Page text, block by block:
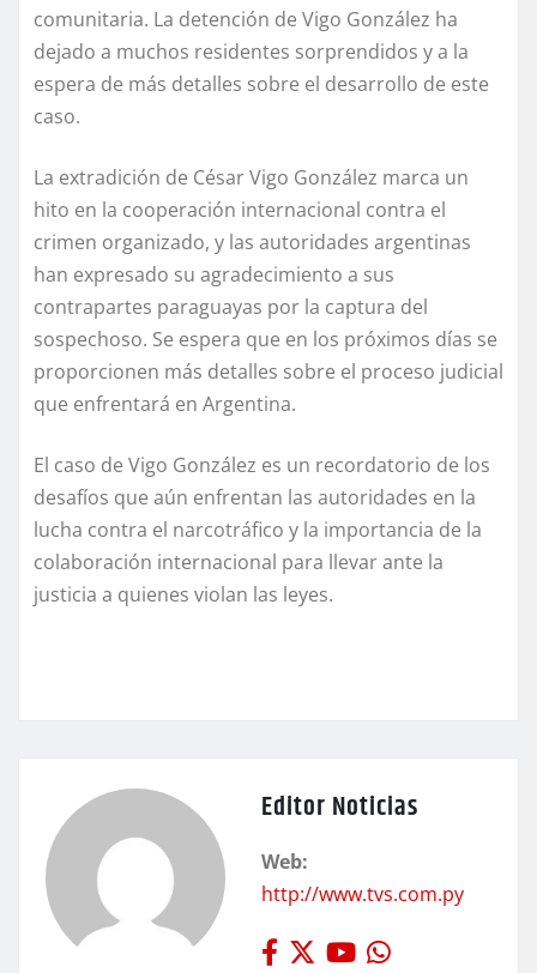
comunitaria. La detención de Vigo González ha
dejado a muchos residentes sorprendidos y a la
espera de más detalles sobre el desarrollo de este
caso.
La extradición de César Vigo González marca un
hito en la cooperación internacional contra el
crimen organizado, y las autoridades argentinas
han expresado su agradecimiento a sus
contrapartes paraguayas por la captura del
sospechoso. Se espera que en los próximos días se
proporcionen más detalles sobre el proceso judicial
que enfrentará en Argentina.
El caso de Vigo González es un recordatorio de los
desafíos que aún enfrentan las autoridades en la
lucha contra el narcotráfico y la importancia de la
colaboración internacional para llevar ante la
justicia a quienes violan las leyes.
Editor Noticias
Web:
http://www.tvs.com.py